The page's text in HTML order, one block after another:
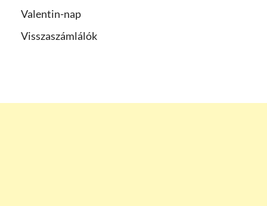
Valentin-nap
Visszaszámlálók